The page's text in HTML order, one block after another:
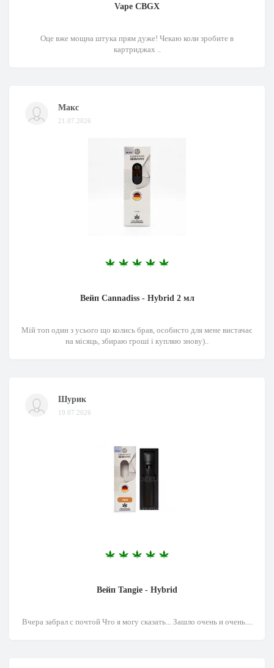
Vape CBGX
Оце вже мощна штука прям дуже! Чекаю коли зробите в
картриджах ..
Макс
21.07.2026
Вейп Cannadiss - Hybrid 2 мл
Мій топ один з усього що колись брав, особисто для мене вистачає
на місяць, збираю гроші і купляю знову)..
Шурик
19.07.2026
Вейп Tangie - Hybrid
Вчера забрал с почтой Что я могу сказать... Зашло очень и очень....